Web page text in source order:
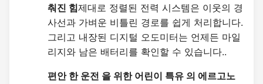
춰진 힘제대로 정렬된 전력 시스템은 이웃의 경
사선과 가벼운 비틀린 경로를 쉽게 처리합니다.
그리고 내장된 디지털 오도미터는 언제든 마일
리지와 남은 배터리를 확인할 수 있습니다..
편안 한 운전 을 위한 어린이 특유 의 에르고노